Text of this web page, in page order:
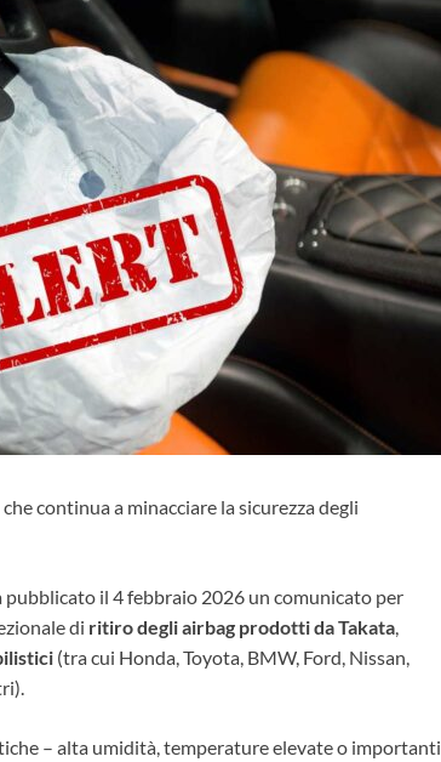
continua a minacciare la sicurezza degli
pubblicato il 4 febbraio 2026 un comunicato per
di ritiro degli airbag prodotti da Takata,
(tra cui Honda, Toyota, BMW, Ford, Nissan,
– alta umidità, temperature elevate o importanti